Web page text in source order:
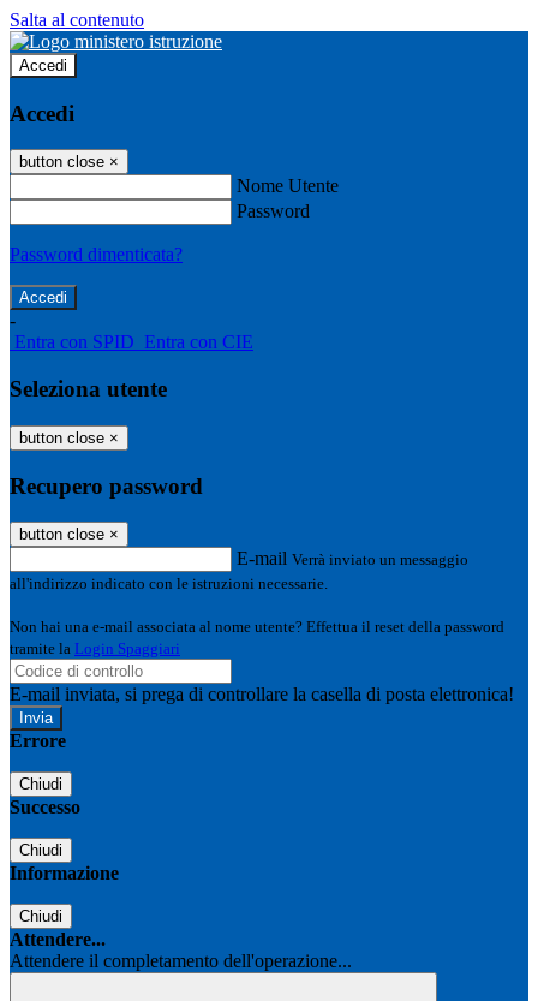
Salta al contenuto
Accedi
Accedi
button close ×
Nome Utente
Password
Password dimenticata?
-
Entra con SPID Entra con CIE
Seleziona utente
button close ×
Recupero password
button close ×
E-mail Verrà inviato un messaggio
all'indirizzo indicato con le istruzioni necessarie.
Non hai una e-mail associata al nome utente? Effettua il reset della password
tramite la Login Spaggiari
E-mail inviata, si prega di controllare la casella di posta elettronica!
Errore
Chiudi
Successo
Chiudi
Informazione
Chiudi
Attendere...
Attendere il completamento dell'operazione...